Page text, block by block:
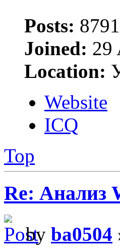
Posts: 8791
Joined: 29
Location:
Website
ICQ
Top
Re: Анализ
by ba0504